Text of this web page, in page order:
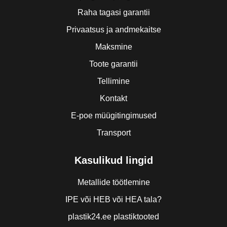
Raha tagasi garantii
Privaatsus ja andmekaitse
Maksmine
Toote garantii
Tellimine
Kontakt
E-poe müügitingimused
Transport
Kasulikud lingid
Metallide töötlemine
IPE või HEB või HEA tala?
plastik24.ee plastiktooted